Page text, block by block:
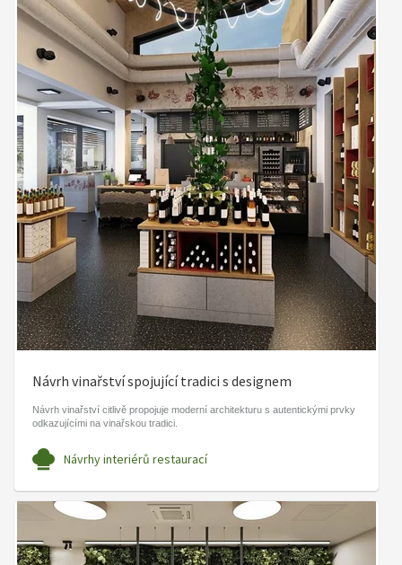
Návrh vinařství spojující tradici s designem
Návrh vinařství citlivě propojuje moderní architekturu s autentickými prvky
odkazujícími na vinařskou tradici.
Návrhy interiérů restaurací